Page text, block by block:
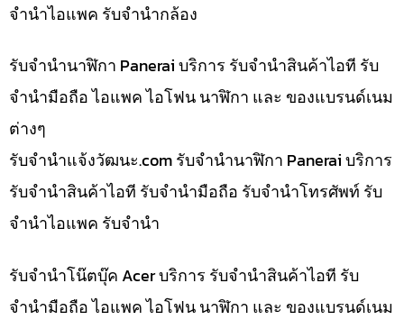
จำนำไอแพค รับจำนำกล้อง
รับจำนำนาฬิกา Panerai บริการ รับจำนำสินค้าไอที รับ
จำนำมือถือ ไอแพค ไอโฟน นาฬิกา และ ของแบรนด์เนม
ต่างๆ
รับจํานําแจ้งวัฒนะ.com รับจำนำนาฬิกา Panerai บริการ
รับจำนำสินค้าไอที รับจำนำมือถือ รับจำนำโทรศัพท์ รับ
จำนำไอแพค รับจำนำ
รับจำนำโน๊ตบุ๊ค Acer บริการ รับจำนำสินค้าไอที รับ
จำนำมือถือ ไอแพค ไอโฟน นาฬิกา และ ของแบรนด์เนม